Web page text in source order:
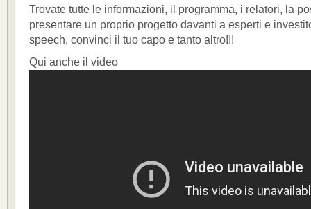
Trovate tutte le informazioni, il programma, i relatori, la
presentare un proprio progetto davanti a esperti e
speech, convinci il tuo capo e tanto altro!!!
Qui anche il video